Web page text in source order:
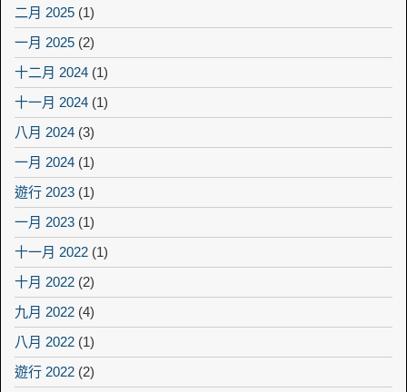
二月 2025 (1)
一月 2025 (2)
十二月 2024 (1)
十一月 2024 (1)
八月 2024 (3)
一月 2024 (1)
遊行 2023 (1)
一月 2023 (1)
十一月 2022 (1)
十月 2022 (2)
九月 2022 (4)
八月 2022 (1)
遊行 2022 (2)